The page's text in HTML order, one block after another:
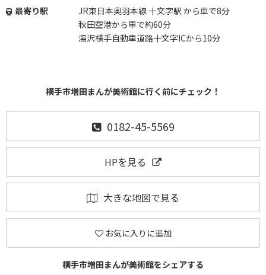
最寄り駅
JR東日本奥羽本線 十文字駅 から車で8分
秋田空港から車で約60分
湯沢横手自動車道路十文字ICから10分
横手市増田まんが美術館に行く前にチェック！
0182-45-5569
HPを見る
大きな地図で見る
お気に入りに追加
横手市増田まんが美術館をシェアする